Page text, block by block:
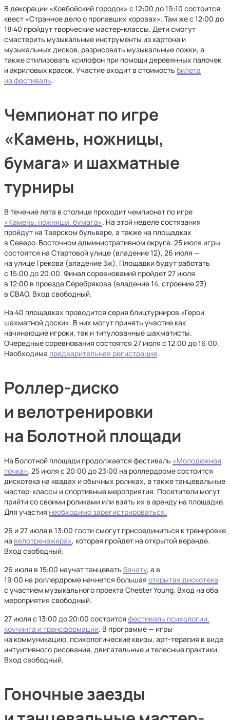
В декорации «Ковбойский городок» с 12:00 до 19:10 состоится
квест «Странное дело о пропавших коровах». Там же с 12:00 до
18:40 пройдут творческие мастер-классы. Дети смогут
смастерить музыкальные инструменты из картона и
музыкальных дисков, разрисовать музыкальные ложки, а
также стилизовать ксилофон при помощи деревянных палочек
и акриловых красок. Участие входит в стоимость билета
на фестиваль.
Чемпионат по игре
«Камень, ножницы,
бумага» и шахматные
турниры
В течение лета в столице проходит чемпионат по игре
«Камень, ножницы, бумага». На этой неделе состязания
пройдут на Тверском бульваре, а также на площадках
в Северо-Восточном административном округе. 25 июля игры
состоятся на Стартовой улице (владение 12), 26 июля —
на улице Грекова (владение 3ж). Площадки будут работать
с 15:00 до 20:00. Финал соревнований пройдет 27 июля
в 12:00 в проезде Серебрякова (владение 14, строение 23)
в СВАО. Вход свободный.
На 40 площадках проводится серия блицтурниров «Герои
шахматной доски». В них могут принять участие как
начинающие игроки, так и титулованные шахматисты.
Очередные соревнования состоятся 27 июля с 12:00 до 16:00.
Необходима предварительная регистрация.
Роллер-диско
и велотренировки
на Болотной площади
На Болотной площади продолжается фестиваль «Молодежная
точка». 25 июля с 20:00 до 23:00 на роллердроме состоится
дискотека на квадах и обычных роликах, а также танцевальные
мастер-классы и спортивные мероприятия. Посетители могут
прийти со своими роликами или взять их в аренду на площадке.
Для участия необходимо зарегистрироваться.
26 и 27 июля в 13:00 гости смогут присоединиться к тренировке
на велотренажерах, которая пройдет на открытой веранде.
Вход свободный.
26 июля в 15:00 научат танцевать бачату, а в
19:00 на роллердроме начнется большая открытая дискотека
с участием музыкального проекта Chester Young. Вход на оба
мероприятия свободный.
27 июля с 13:00 до 20:00 состоится фестиваль психологии,
коучинга и трансформации. В программе — игры
на коммуникацию, психологические квизы, арт-терапия в виде
интуитивного рисования, двигательные и телесные практики.
Вход свободный.
Гоночные заезды